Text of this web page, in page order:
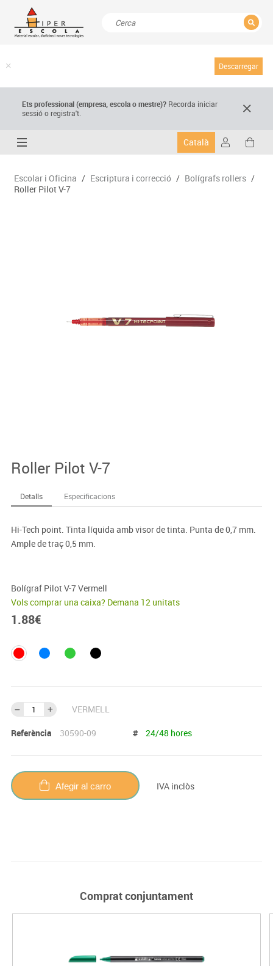
Descarregar
Ets professional (empresa,escola o mestre)? Recorda iniciar
sessió o registra't.
Català
Escolar i Oficina / Escriptura i correcció / Bolígrafs rollers /
Roller Pilot V-7
Roller Pilot V-7
Detalls Especificacions
Hi-Tech point. Tinta líquida amb visor de tinta. Punta de 0,7 mm.
Ample de traç 0,5 mm.
Bolígraf Pilot V-7 Vermell
Vols comprar una caixa? Demana 12 unitats
1.88€
VERMELL
Referència 30590-09 # 24/48 hores
Afegir al carro IVA inclòs
Comprat conjuntament